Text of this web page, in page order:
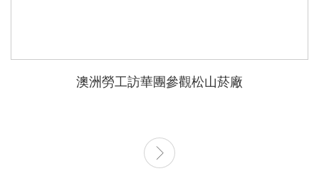
澳洲勞工訪華團參觀松山菸廠